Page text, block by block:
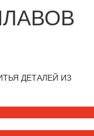
ДЕТАЛЕЙ ИЗ